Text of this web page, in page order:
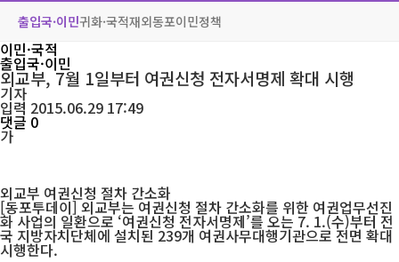
출입국·이민귀화·국적재외동포이민정책
이민·국적
출입국·이민
외교부, 7월 1일부터 여권신청 전자서명제 확대 시행
기자
입력 2015.06.29 17:49
댓글 0
가
외교부 여권신청 절차 간소화
[동포투데이] 외교부는 여권신청 절차 간소화를 위한 여권업무선진
화 사업의 일환으로 ‘여권신청 전자서명제’를 오는 7. 1.(수)부터 전
국 지방자치단체에 설치된 239개 여권사무대행기관으로 전면 확대
시행한다.